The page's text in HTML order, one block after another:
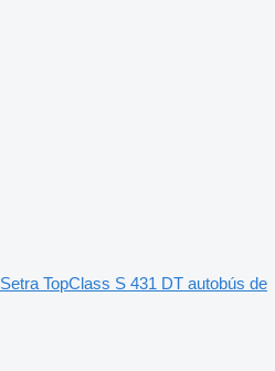
Setra TopClass S 431 DT autobús de